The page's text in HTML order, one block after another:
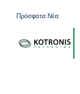
Πρόσφατα Νέα